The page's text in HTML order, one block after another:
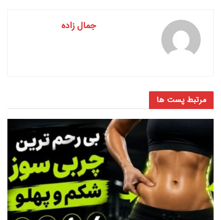
جمال زاده
مرتبط پست ها